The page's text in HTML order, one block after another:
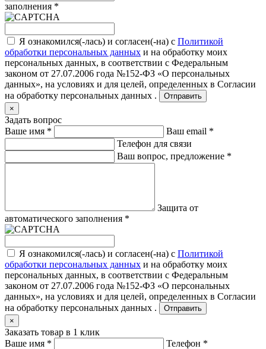
заполнения *
Я ознакомился(-лась) и согласен(-на) с Политикой
обработки персональных данных и на обработку моих
персональных данных, в соответствии с Федеральным
законом от 27.07.2006 года №152-ФЗ «О персональных
данных», на условиях и для целей, определенных в Согласии
на обработку персональных данных .
Отправить
×
Задать вопрос
Ваше имя * Ваш email *
Телефон для связи
Ваш вопрос, предложение *
Защита от
автоматического заполнения *
Я ознакомился(-лась) и согласен(-на) с Политикой
обработки персональных данных и на обработку моих
персональных данных, в соответствии с Федеральным
законом от 27.07.2006 года №152-ФЗ «О персональных
данных», на условиях и для целей, определенных в Согласии
на обработку персональных данных .
Отправить
×
Заказать товар в 1 клик
Ваше имя * Телефон *